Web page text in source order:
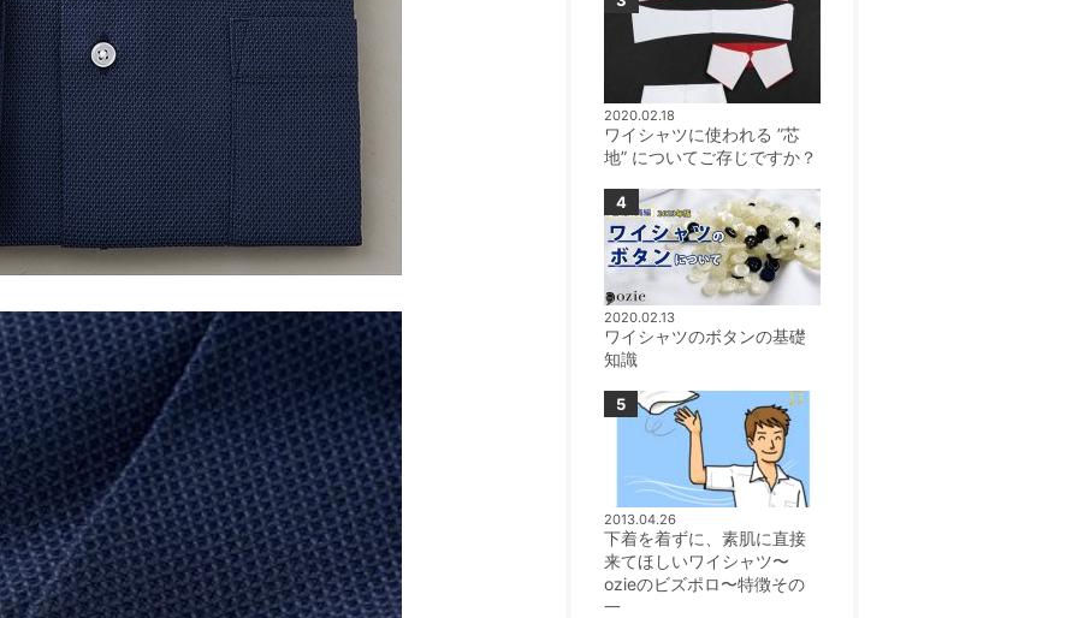
2020.02.18
ワイシャツに使われる ”芯
地” についてご存じですか？
2020.02.13
ワイシャツのボタンの基礎
知識
2013.04.26
下着を着ずに、素肌に直接
来てほしいワイシャツ〜
ozieのビズポロ〜特徴その
一